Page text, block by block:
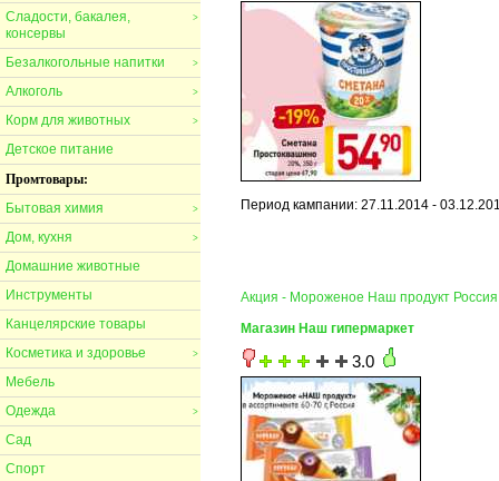
>
Сладости, бакалея,
консервы
>
Безалкогольные напитки
>
Алкоголь
>
Корм для животных
Детское питание
Промтовары:
>
Бытовая химия
>
Дом, кухня
Домашние животные
Инструменты
Канцелярские товары
>
Косметика и здоровье
Мебель
>
Одежда
Сад
Спорт
Период кампании: 27.11.2014 -
Акция - Мороженое Наш продукт Россия
Магазин Наш гипермаркет
3.0